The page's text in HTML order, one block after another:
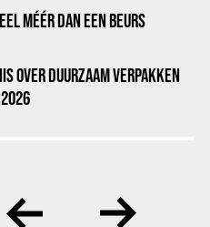
MÉÉR DAN EEN BEURS
OVER DUURZAAM VERPAKKEN
2026